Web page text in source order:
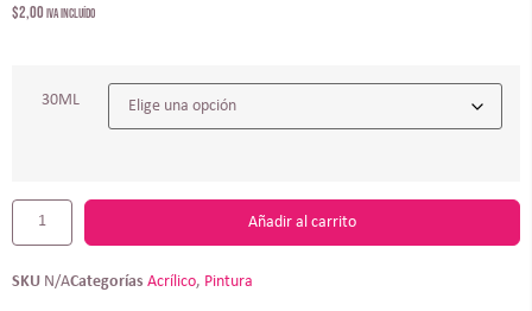
$2,00 IVA incluído
30ML
Añadir al carrito
SKU N/ACategorías Acrílico, Pintura